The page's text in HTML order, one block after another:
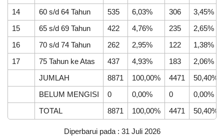
14
60 s/d 64 Tahun 535 6,03% 306
3,45%
15
65 s/d 69 Tahun 422 4,76% 235
2,65%
16
70 s/d 74 Tahun 262 2,95% 122
1,38%
17
75 Tahun ke Atas 437 4,93% 183
2,06%
JUMLAH
8871 100,00% 4471
50,40%
BELUM MENGISI
0 0,00% 0
0,00%
TOTAL
8871 100,00% 4471 50,40%
Diperbarui pada : 31 Juli 2026